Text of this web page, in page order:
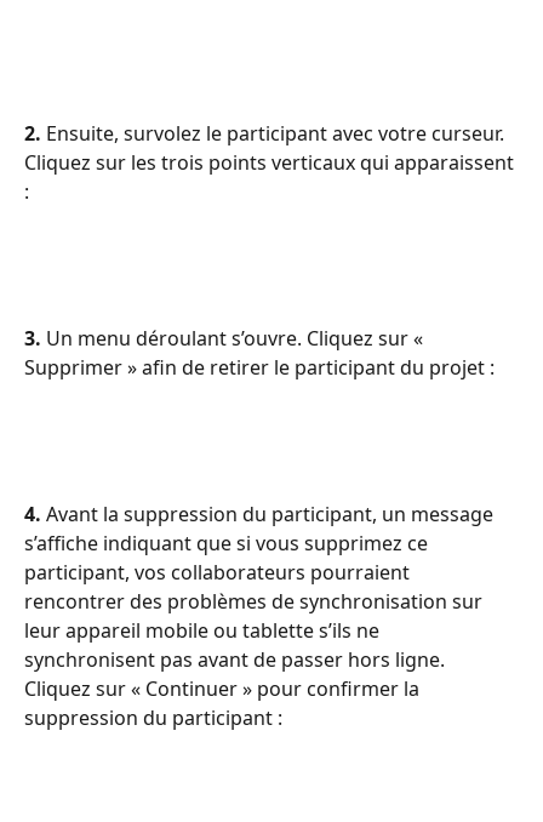
2. Ensuite, survolez le participant avec votre curseur.
Cliquez sur les trois points verticaux qui apparaissent
:
3. Un menu déroulant s’ouvre. Cliquez sur «
Supprimer » afin de retirer le participant du projet :
4. Avant la suppression du participant, un message
s’affiche indiquant que si vous supprimez ce
participant, vos collaborateurs pourraient
rencontrer des problèmes de synchronisation sur
leur appareil mobile ou tablette s’ils ne
synchronisent pas avant de passer hors ligne.
Cliquez sur « Continuer » pour confirmer la
suppression du participant :